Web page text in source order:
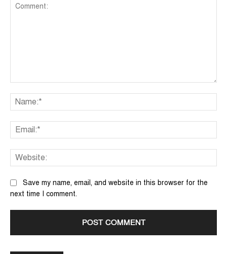
Save my name, email, and website in this browser for the
next time I comment.